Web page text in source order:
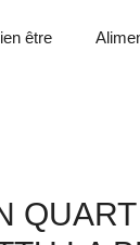
être